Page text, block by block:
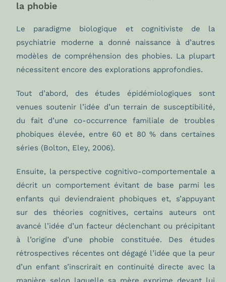
la phobie
Le paradigme biologique et cognitiviste de la
psychiatrie moderne a donné naissance à d’autres
modèles de compréhension des phobies. La plupart
nécessitent encore des explorations approfondies.
Tout d’abord, des études épidémiologiques sont
venues soutenir l’idée d’un terrain de susceptibilité,
du fait d’une co-occurrence familiale de troubles
phobiques élevée, entre 60 et 80 % dans certaines
séries (Bolton, Eley, 2006).
Ensuite, la perspective cognitivo-comportementale a
décrit un comportement évitant de base parmi les
enfants qui deviendraient phobiques et, s’appuyant
sur des théories cognitives, certains auteurs ont
avancé l’idée d’un facteur déclenchant ou précipitant
à l’origine d’une phobie constituée. Des études
rétrospectives récentes ont dégagé l’idée que la peur
d’un enfant s’inscrirait en continuité directe avec la